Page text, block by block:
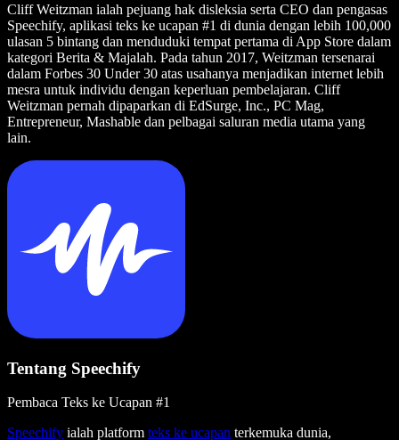
Cliff Weitzman ialah pejuang hak disleksia serta CEO dan pengasas
Speechify, aplikasi teks ke ucapan #1 di dunia dengan lebih 100,000
ulasan 5 bintang dan menduduki tempat pertama di App Store dalam
kategori Berita & Majalah. Pada tahun 2017, Weitzman tersenarai
dalam Forbes 30 Under 30 atas usahanya menjadikan internet lebih
mesra untuk individu dengan keperluan pembelajaran. Cliff
Weitzman pernah dipaparkan di EdSurge, Inc., PC Mag,
Entrepreneur, Mashable dan pelbagai saluran media utama yang
lain.
Tentang Speechify
Pembaca Teks ke Ucapan #1
Speechify ialah platform teks ke ucapan terkemuka dunia,